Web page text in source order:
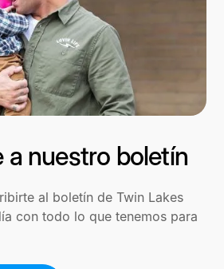
a nuestro boletín
al boletín de Twin Lakes
con todo lo que tenemos para